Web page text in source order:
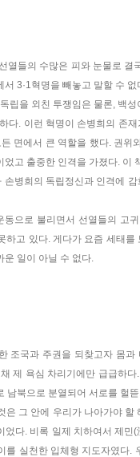
열들의 수많은 피와 눈물로 결
3·1혁명을 빼놓고 말할 수 없
립을 외친 투쟁임은 물론, 백성
다. 이런 혁명이 손병희의 존
면에서 큰 역할을 했다. 권
고 출중한 인격을 가졌다. 이
병희의 독립정신과 인격에
으로 불리면서 선열들의 고
고 있다. 게다가 요즘 세태
운 일이 아닐 수 없다.
조국과 주권을 되찾고자 몸
제 욕심 차리기에만 급급하
남북으로 분열되어 서로를 헐
은 그 안에 우리가 나아가야
다. 비록 일제 치하여서 제
실천한 입체형 지도자였다.